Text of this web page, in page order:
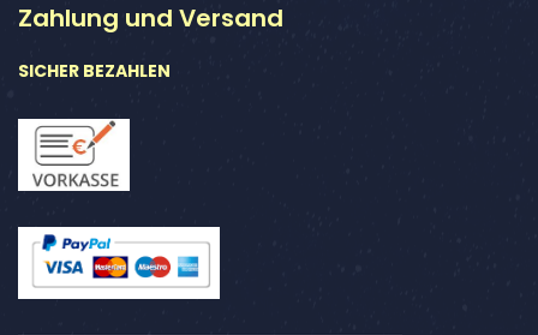
Zahlung und Versand
SICHER BEZAHLEN